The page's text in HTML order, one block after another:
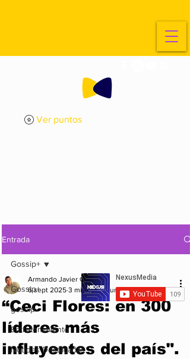
Ver puntos
Entrada
Gossip+
gossip
Entretenimiento
Noticias Destacadas
Gossip+
“Ceci Flores: en 300
líderes más
influyentes del país".
Armando Javier Garcia
6 sept 2025 3 min de lectura